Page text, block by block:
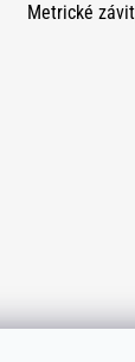
Metrické